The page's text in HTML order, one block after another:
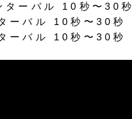
ターバル 10 秒〜 30秒
ーバル 10秒〜 30秒
ーバル 10秒〜 30秒